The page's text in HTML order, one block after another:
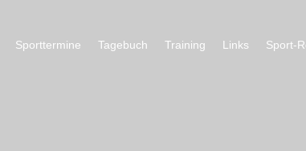
Sporttermine Tagebuch Training Links Sport-